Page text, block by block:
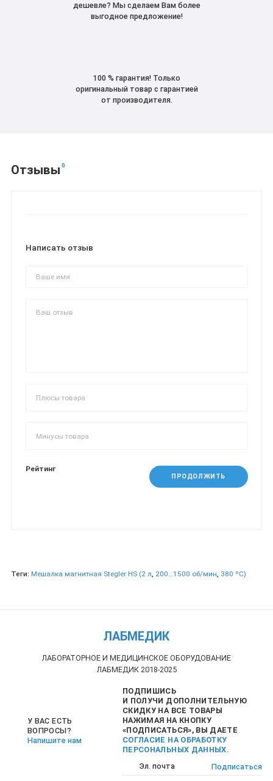
дешевле? Мы сделаем Вам более
выгодное предложение!
100 % гарантия! Только
оригинальный товар с гарантией
от производителя.
Отзывы 0
Написать отзыв
Рейтинг
ПРОДОЛЖИТЬ
Теги: Мешалка магнитная Stegler HS (2 л, 200…1500 об/мин, 380 ºC)
ЛАБМЕДИК
ЛАБОРАТОРНОЕ И МЕДИЦИНСКОЕ ОБОРУДОВАНИЕ
ЛАБМЕДИК 2018-2025
У ВАС ЕСТЬ
ВОПРОСЫ?
Напишите нам
ПОДПИШИСЬ
И ПОЛУЧИ ДОПОЛНИТЕЛЬНУЮ
СКИДКУ НА ВСЕ ТОВАРЫ
НАЖИМАЯ НА КНОПКУ
«ПОДПИСАТЬСЯ», ВЫ ДАЕТЕ
СОГЛАСИЕ НА ОБРАБОТКУ
ПЕРСОНАЛЬНЫХ ДАННЫХ.
Подписаться